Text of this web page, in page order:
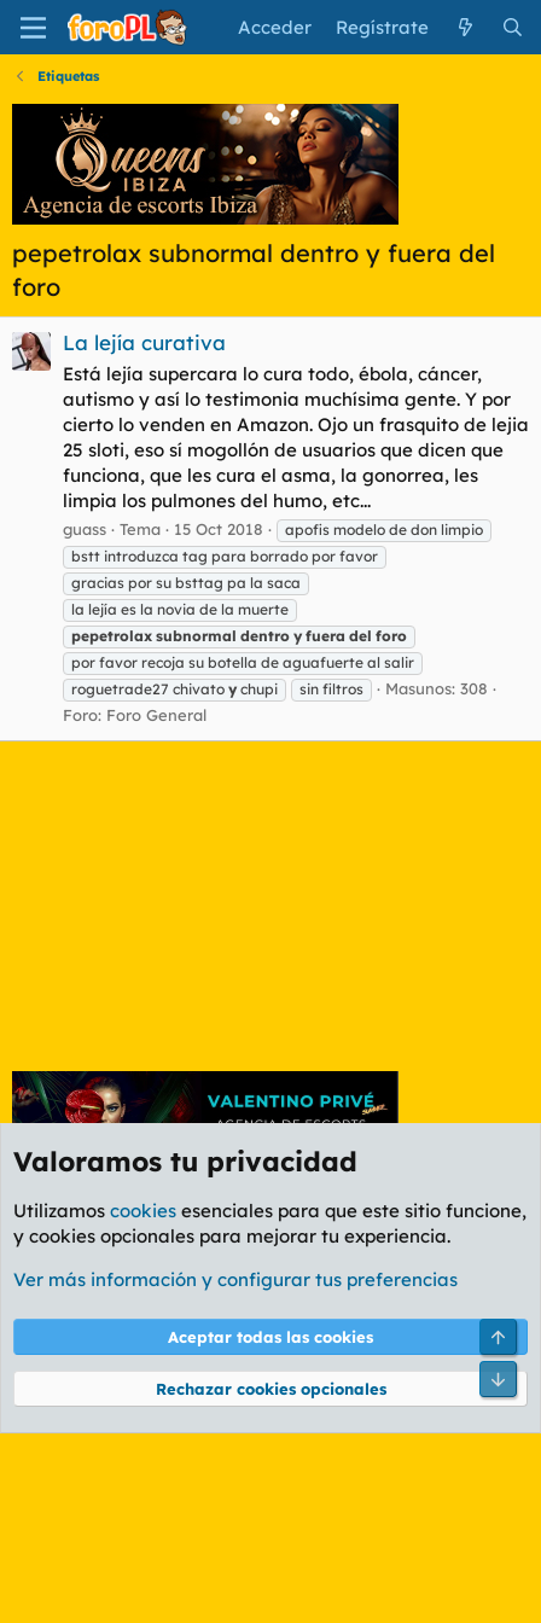
Acceder Regístrate
Etiquetas
pepetrolax subnormal dentro y fuera del
foro
La lejía curativa
Está lejía supercara lo cura todo, ébola, cáncer,
autismo y así lo testimonia muchísima gente. Y por
cierto lo venden en Amazon. Ojo un frasquito de lejia
25 sloti, eso sí mogollón de usuarios que dicen que
funciona, que les cura el asma, la gonorrea, les
limpia los pulmones del humo, etc...
guass Tema 15 Oct 2018
apofis modelo de don limpio
bstt introduzca tag para borrado por favor
gracias por su bsttag pa la saca
la lejía es la novia de la muerte
pepetrolax subnormal dentro y fuera del foro
por favor recoja su botella de aguafuerte al salir
roguetrade27 chivato y chupi sin filtros
Masunos: 308
Foro: Foro General
Etiquetas
Cookies
PL OLDSTYLE AMARILLO
Términos y reglas Política de privacidad Ayuda
Community platform by XenForo® © 2010-2026 XenForo Ltd.
Valoramos tu privacidad
Utilizamos cookies esenciales para que este sitio funcione,
y cookies opcionales para mejorar tu experiencia.
Ver más información y configurar tus preferencias
Aceptar todas las cookies
Rechazar cookies opcionales
Pie